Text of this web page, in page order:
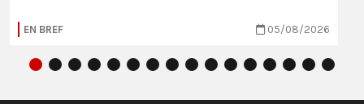
EN BREF 05/08/2026